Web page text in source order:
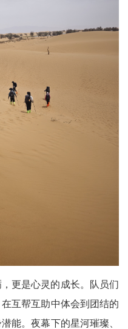
更是心灵的成长。队员们
互帮互助中体会到团结的
能。夜幕下的星河璀璨、